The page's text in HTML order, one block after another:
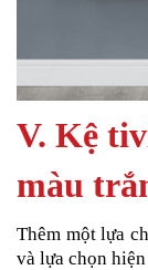
V. Kệ
màu
Thêm một lựa
và lựa chọn